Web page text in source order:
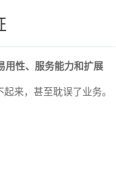
用性、服务能力和扩展
来，甚至耽误了业务。